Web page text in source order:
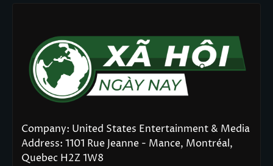
Company: United States Entertainment & Media
Address: 1101 Rue Jeanne - Mance, Montréal,
Quebec H2Z 1W8